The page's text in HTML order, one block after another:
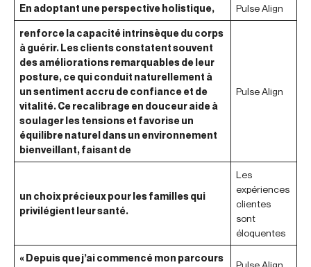
En adoptant une perspective holistique, Pulse Align
renforce la capacité intrinsèque du corps
à guérir. Les clients constatent souvent
des améliorations remarquables de leur
posture, ce qui conduit naturellement à
un sentiment accru de confiance et de
vitalité. Ce recalibrage en douceur aide à
soulager les tensions et favorise un
équilibre naturel dans un environnement
bienveillant, faisant de
Pulse Align
un choix précieux pour les familles qui
privilégient leur santé.
Les
expériences
clientes
sont
éloquentes
« Depuis que j’ai commencé mon parcours
Pulse Align